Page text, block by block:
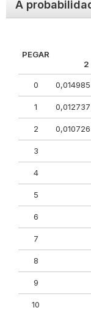
A
PEGAR
2
0 0,014985
1 0,012737
2 0,010726
3
4
5
6
7
8
9
10